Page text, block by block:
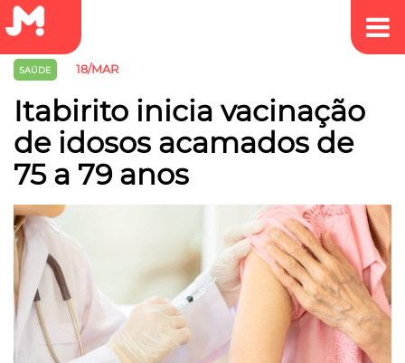
SAÚDE 18/MAR
Itabirito inicia vacinação
de idosos acamados de
75 a 79 anos